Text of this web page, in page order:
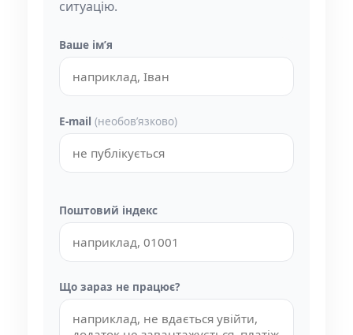
ситуацію.
Ваше імʼя
E-mail (необовʼязково)
Поштовий індекс
Що зараз не працює?